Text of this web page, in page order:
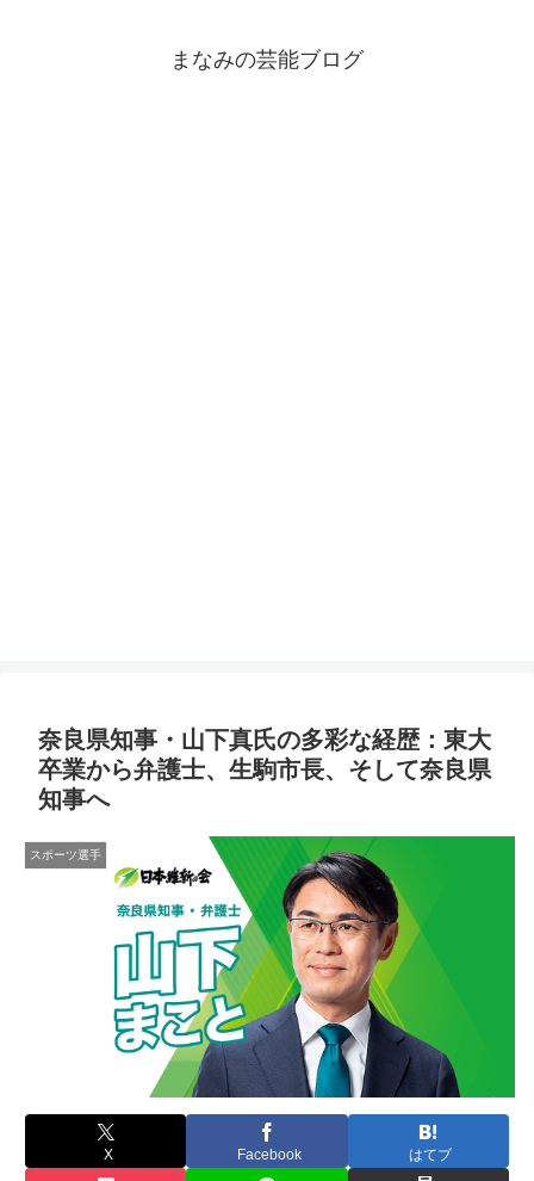
まなみの芸能ブログ
奈良県知事・山下真氏の多彩な経歴：東大
卒業から弁護士、生駒市長、そして奈良県
知事へ
スポーツ選手
X Facebook はてブ